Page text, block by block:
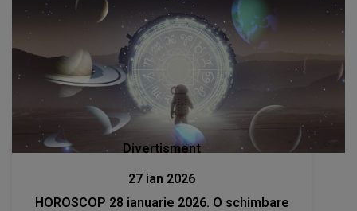
Divertisment
27 ian 2026
HOROSCOP 28 ianuarie 2026. O schimbare